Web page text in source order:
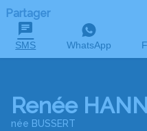
Partager
SMS WhatsApp
Renée
née BUSSERT